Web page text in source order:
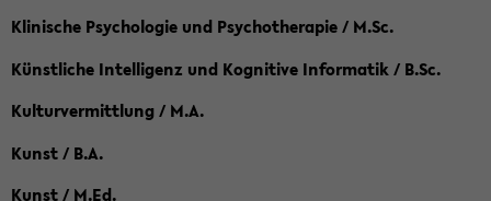
Klinische Psychologie und Psychotherapie / M.Sc.
Künstliche Intelligenz und Kognitive Informatik / B.Sc.
Kulturvermittlung / M.A.
Kunst / B.A.
Kunst / M.Ed.